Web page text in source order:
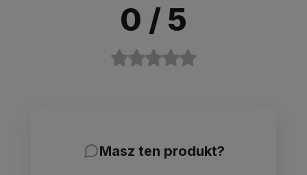
0 / 5
Masz ten produkt?